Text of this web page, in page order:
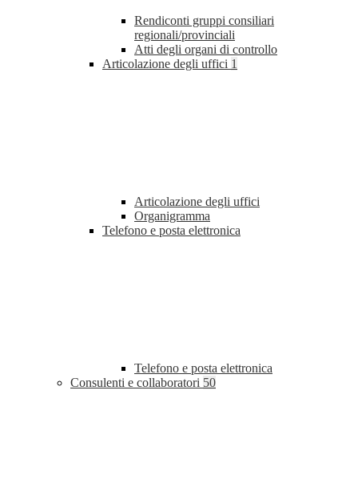
Rendiconti gruppi consiliari
regionali/provinciali
Atti degli organi di controllo
Articolazione degli uffici 1
Articolazione degli uffici
Organigramma
Telefono e posta elettronica
Telefono e posta elettronica
Consulenti e collaboratori 50